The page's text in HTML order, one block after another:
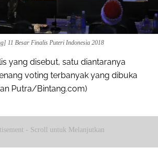
11 Besar Finalis Puteri Indonesia 2018
yang disebut, satu diantaranya
voting terbanyak yang dibuka
Putra/Bintang.com)
- Scroll untuk Melanjutkan